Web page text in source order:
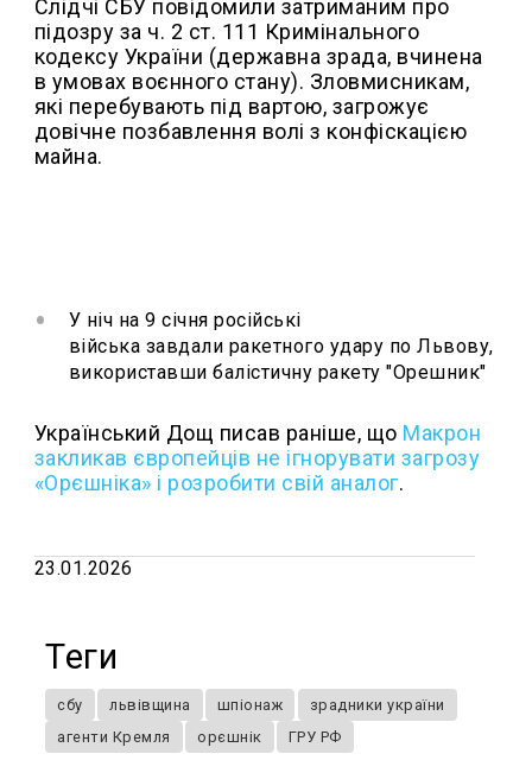
Слідчі СБУ повідомили затриманим про
підозру за ч. 2 ст. 111 Кримінального
кодексу України (державна зрада, вчинена
в умовах воєнного стану). Зловмисникам,
які перебувають під вартою, загрожує
довічне позбавлення волі з конфіскацією
майна.
У ніч на 9 січня російські
війська завдали ракетного удару по Львову,
використавши балістичну ракету "Орешник"
Український Дощ писав раніше, що Макрон
закликав європейців не ігнорувати загрозу
«Орєшніка» і розробити свій аналог.
23.01.2026
Теги
сбу львівщина шпіонаж
зрадники україни
агенти Кремля
орєшнік ГРУ РФ